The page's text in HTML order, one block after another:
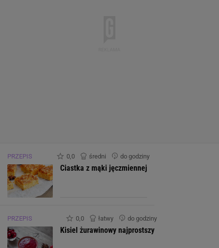
PRZEPIS 0,0 średni do godziny
Ciastka z mąki jęczmiennej
PRZEPIS 0,0 łatwy do godziny
Kisiel żurawinowy najprostszy